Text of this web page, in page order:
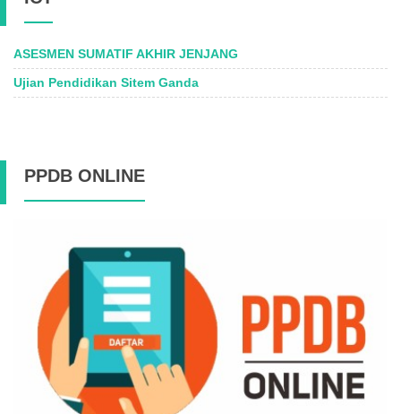
ASESMEN SUMATIF AKHIR JENJANG
Ujian Pendidikan Sitem Ganda
PPDB ONLINE